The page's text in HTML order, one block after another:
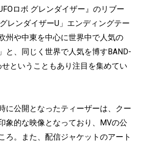
ロボ グレンダイザー』のリブー
レンダイザーU」エンディングテー
州や中東を中心に世界中で人気の
と、同じく世界で人気を博すBAND-
ということもあり注目を集めてい
に公開となったティーザーは、クー
象的な映像となっており、MVの公
ろ。また、配信ジャケットのアート